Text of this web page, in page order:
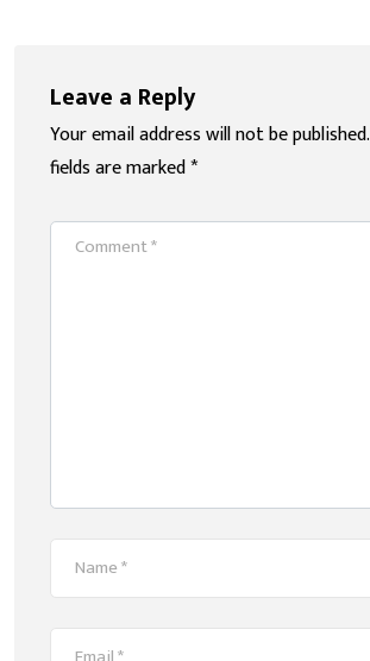
Leave a Reply
Your email address will not be published.
fields are marked*